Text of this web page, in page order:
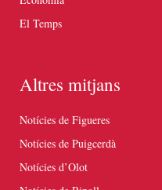
El Temps
Altres mitjans
Notícies de Figueres
Notícies de Puigcerdà
Notícies d’Olot